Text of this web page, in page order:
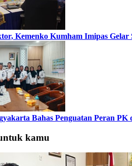
Kemenko Kumham Imipas
Bahas Penguatan Peran
kamu